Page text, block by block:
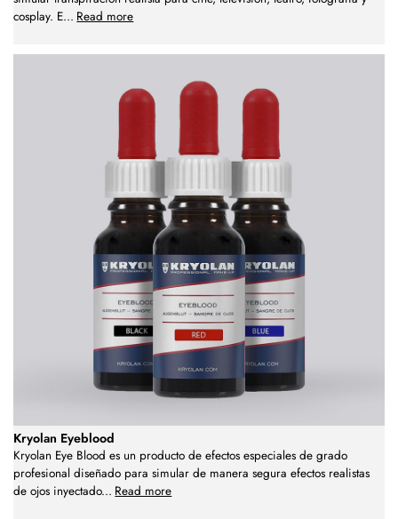
cosplay. E... Read more
Kryolan Eyeblood
Kryolan Eye Blood es un producto de efectos especiales de grado
profesional diseñado para simular de manera segura efectos realistas
de ojos inyectado... Read more